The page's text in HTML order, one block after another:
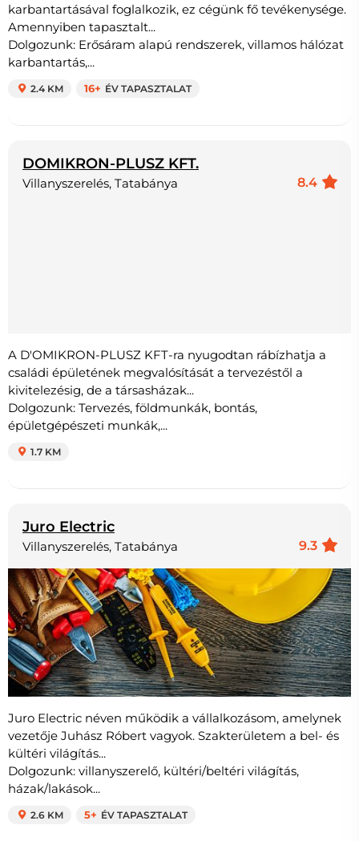
karbantartásával foglalkozik, ez cégünk fő tevékenysége.
Amennyiben tapasztalt...
Dolgozunk: Erősáram alapú rendszerek, villamos hálózat
karbantartás,...
2.4 KM 16+ ÉV TAPASZTALAT
DOMIKRON-PLUSZ KFT.
8.4
Villanyszerelés, Tatabánya
A D'OMIKRON-PLUSZ KFT-ra nyugodtan rábízhatja a
családi épületének megvalósítását a tervezéstől a
kivitelezésig, de a társasházak...
Dolgozunk: Tervezés, földmunkák, bontás,
épületgépészeti munkák,...
1.7 KM
Juro Electric
9.3
Villanyszerelés, Tatabánya
Juro Electric néven működik a vállalkozásom, amelynek
vezetője Juhász Róbert vagyok. Szakterületem a bel- és
kültéri világítás...
Dolgozunk: villanyszerelő, kültéri/beltéri világítás,
házak/lakások...
2.6 KM 5+ ÉV TAPASZTALAT